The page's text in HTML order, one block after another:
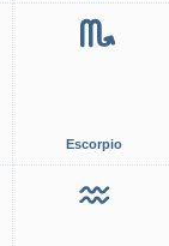
Escorpio